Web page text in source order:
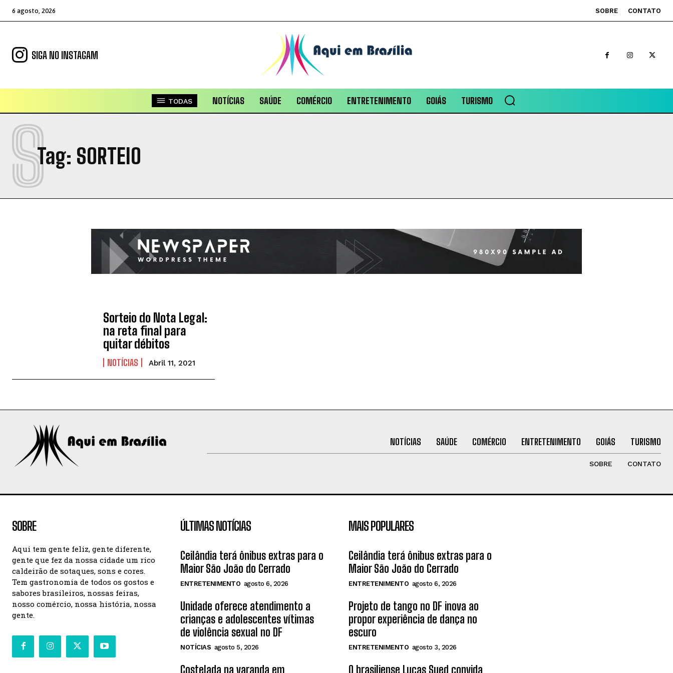
6 agosto, 2026 SOBRE CONTATO
SIGA NO INSTAGAM
TODAS NOTÍCIAS SAÚDE COMÉRCIO ENTRETENIMENTO GOIÁS TURISMO
Tag: SORTEIO
S
Sorteio do Nota Legal:
na reta final para
quitar débitos
NOTÍCIAS Abril 11, 2021
NOTÍCIAS SAÚDE COMÉRCIO ENTRETENIMENTO GOIÁS TURISMO
SOBRE CONTATO
SOBRE
Aqui tem gente feliz, gente diferente,
gente que fez da nossa cidade um rico
caldeirão de sotaques, sons e cores.
Tem gastronomia de todos os gostos e
sabores brasileiros, nossas feiras,
nosso comércio, nossa história, nossa
gente.
ÚLTIMAS NOTÍCIAS
Ceilândia terá ônibus extras para o
Maior São João do Cerrado
ENTRETENIMENTO agosto 6, 2026
Unidade oferece atendimento a
crianças e adolescentes vítimas
de violência sexual no DF
NOTÍCIAS agosto 5, 2026
Costelada na varanda em
MAIS POPULARES
Ceilândia terá ônibus extras para o
Maior São João do Cerrado
ENTRETENIMENTO agosto 6, 2026
Projeto de tango no DF inova ao
propor experiência de dança no
escuro
ENTRETENIMENTO agosto 3, 2026
O brasiliense Lucas Sued convida